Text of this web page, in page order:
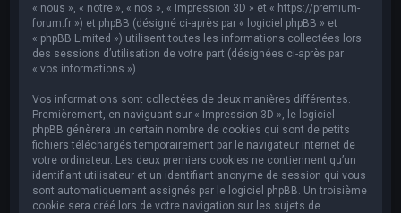
« nous », « notre », « nos », « Impression 3D » et « https://premium-
forum.fr ») et phpBB (désigné ci-après par « logiciel phpBB » et
« phpBB Limited ») utilisent toutes les informations collectées lors
des sessions d’utilisation de votre part (désignées ci-après par
« vos informations »).
Vos informations sont collectées de deux manières différentes.
Premièrement, en naviguant sur « Impression 3D », le logiciel
phpBB génèrera un certain nombre de cookies qui sont de petits
fichiers téléchargés temporairement par le navigateur internet de
votre ordinateur. Les deux premiers cookies ne contiennent qu’un
identifiant utilisateur et un identifiant anonyme de session qui vous
sont automatiquement assignés par le logiciel phpBB. Un troisième
cookie sera créé lors de votre navigation sur les sujets de